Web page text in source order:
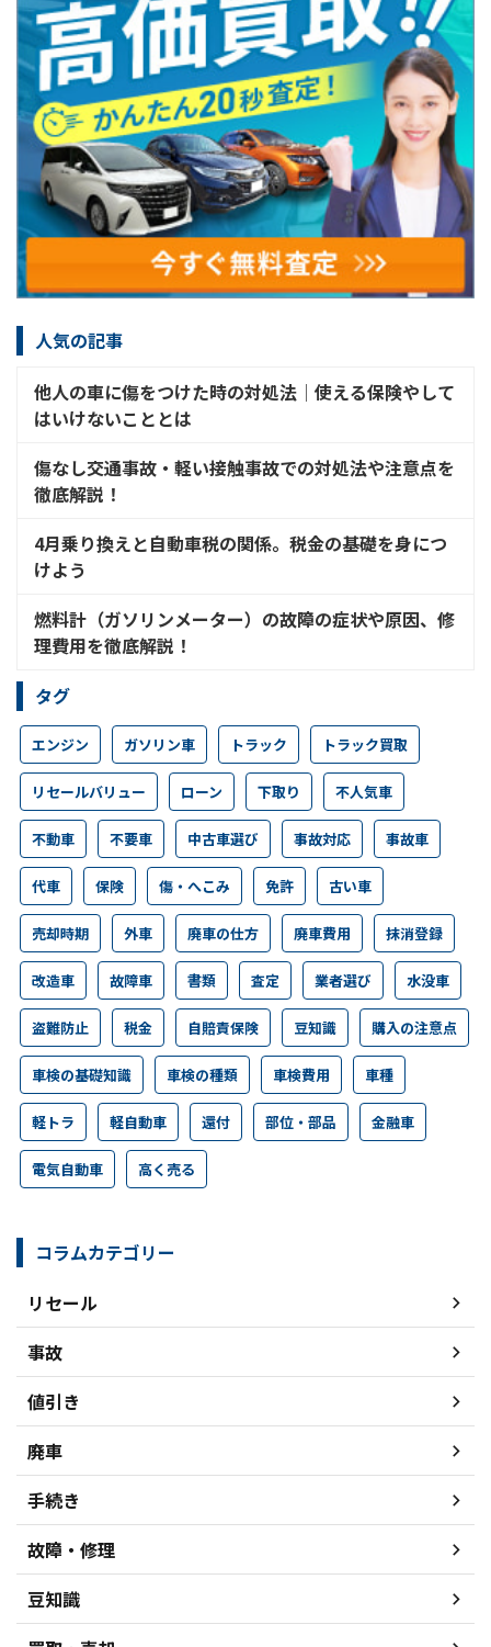
人気の記事
他人の車に傷をつけた時の対処法│使える保険やして
はいけないこととは
傷なし交通事故・軽い接触事故での対処法や注意点を
徹底解説！
4月乗り換えと自動車税の関係。税金の基礎を身につ
けよう
燃料計（ガソリンメーター）の故障の症状や原因、修
理費用を徹底解説！
タグ
エンジン ガソリン車 トラック トラック買取
リセールバリュー ローン 下取り 不人気車
不動車 不要車 中古車選び 事故対応 事故車
代車 保険 傷・へこみ 免許 古い車
売却時期 外車 廃車の仕方 廃車費用 抹消登録
改造車 故障車 書類 査定 業者選び 水没車
盗難防止 税金 自賠責保険 豆知識 購入の注意点
車検の基礎知識 車検の種類 車検費用 車種
軽トラ 軽自動車 還付 部位・部品 金融車
電気自動車 高く売る
コラムカテゴリー
リセール
事故
値引き
廃車
手続き
故障・修理
豆知識